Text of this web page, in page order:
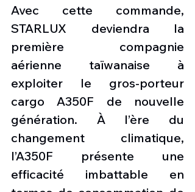
Avec cette commande,
STARLUX deviendra la
première compagnie
aérienne taïwanaise à
exploiter le gros-porteur
cargo A350F de nouvelle
génération. À l’ère du
changement climatique,
l’A350F présente une
efficacité imbattable en